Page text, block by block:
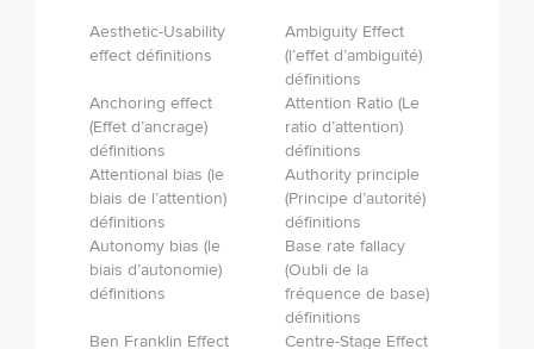
Aesthetic-Usability
effect définitions
Ambiguity Effect
(l’effet d’ambiguïté)
définitions
Anchoring effect
(Effet d’ancrage)
définitions
Attention Ratio (Le
ratio d’attention)
définitions
Attentional bias (le
biais de l’attention)
définitions
Authority principle
(Principe d’autorité)
définitions
Autonomy bias (le
biais d’autonomie)
définitions
Base rate fallacy
(Oubli de la
fréquence de base)
définitions
Ben Franklin Effect
Centre-Stage Effect